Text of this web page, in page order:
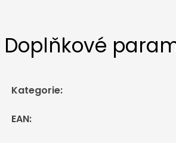
Doplňkové
Kategorie:
EAN: